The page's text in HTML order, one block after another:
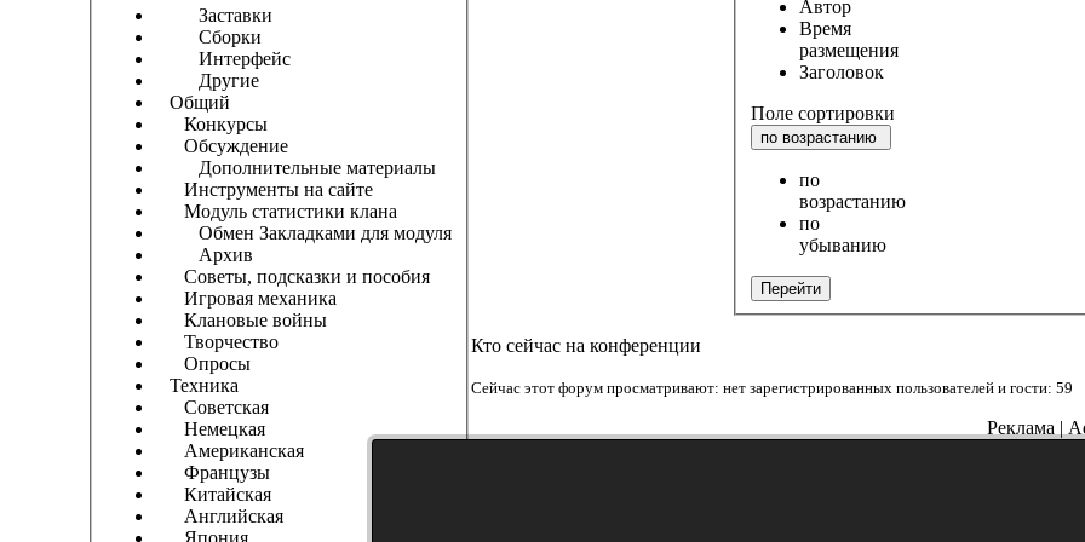
Заставки
Сборки
Интерфейс
Другие
Общий
Конкурсы
Обсуждение
Дополнительные материалы
Инструменты на сайте
Модуль статистики клана
Обмен Закладками для модуля
Архив
Советы, подсказки и пособия
Игровая механика
Клановые войны
Творчество
Опросы
Техника
Советская
Немецкая
Американская
Французы
Китайская
Английская
Автор
Время
размещения
Заголовок
Поле сортировки
по возрастанию
по
возрастанию
по
убыванию
Перейти
Кто сейчас на конференции
Сейчас этот форум просматривают: нет зарегистрированных пользователей и гости: 59
Реклама |